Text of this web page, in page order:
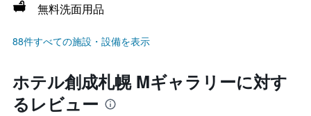
無料洗面用品
88件すべての施設・設備を表示
ホテル創成札幌 Mギャラリーに対す
るレビュー